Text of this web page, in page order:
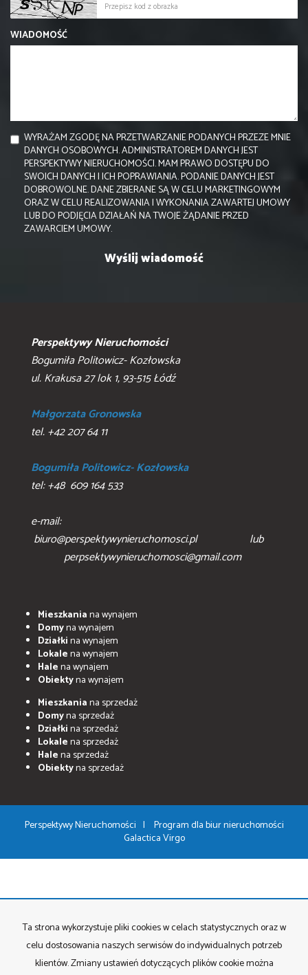
WIADOMOŚĆ
WYRAŻAM ZGODĘ NA PRZETWARZANIE PODANYCH PRZEZE MNIE
DANYCH OSOBOWYCH. ADMINISTRATOREM DANYCH JEST
PERSPEKTYWY NIERUCHOMOŚCI. MAM PRAWO DOSTĘPU DO
SWOICH DANYCH I ICH POPRAWIANIA. PODANIE DANYCH JEST
DOBROWOLNE. DANE ZBIERANE SĄ W CELU MARKETINGOWYM
ORAZ W CELU REALIZOWANIA I WYKONANIA ZAWARTEJ UMOWY
LUB DO PODJĘCIA DZIAŁAŃ NA TWOJE ŻĄDANIE PRZED
ZAWARCIEM UMOWY.
Perspektywy Nieruchomości
Bogumiła Politowicz- Kozłowska
ul. Krakusa 27 lok 1, 93-515 Łódź
Małgorzata Gronowska
tel. +42 207 64 11
Bogumiła Politowicz- Kozłowska
tel: +48 609 164 533
e-mail:
biuro@perspektywynieruchomosci.pl lub
perpsektywynieruchomosci@gmail.com
Mieszkaniana wynajem
Domyna wynajem
Działkina wynajem
Lokalena wynajem
Halena wynajem
Obiektyna wynajem
Mieszkaniana sprzedaż
Domyna sprzedaż
Działkina sprzedaż
Lokalena sprzedaż
Halena sprzedaż
Obiektyna sprzedaż
Perspektywy Nieruchomości
Program dla biur nieruchomości
Galactica Virgo
Ta strona wykorzystuje pliki cookies w celach statystycznych oraz w
celu dostosowania naszych serwisów do indywidualnych potrzeb
klientów. Zmiany ustawień dotyczących plików cookie można